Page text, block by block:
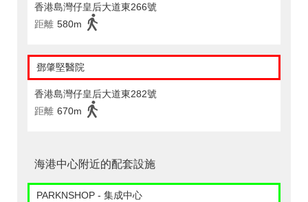
香港島灣仔皇后大道東266號
距離 580m
鄧肇堅醫院
香港島灣仔皇后大道東282號
距離 670m
海港中心附近的配套設施
PARKNSHOP - 集成中心